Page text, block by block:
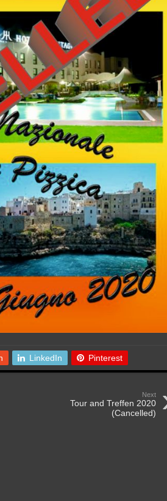
LinkedIn Pinterest
Next
Tour and Treffen 2020
(Cancelled)